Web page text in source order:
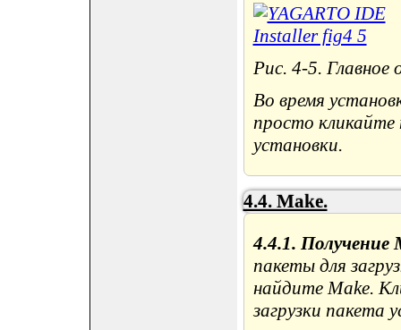
Рис. 4-5. Главное
Во время
просто кликайте
установки.
4.4. Make.
4.4.1. Получение
пакеты для
найдите Make.
загрузки пакета